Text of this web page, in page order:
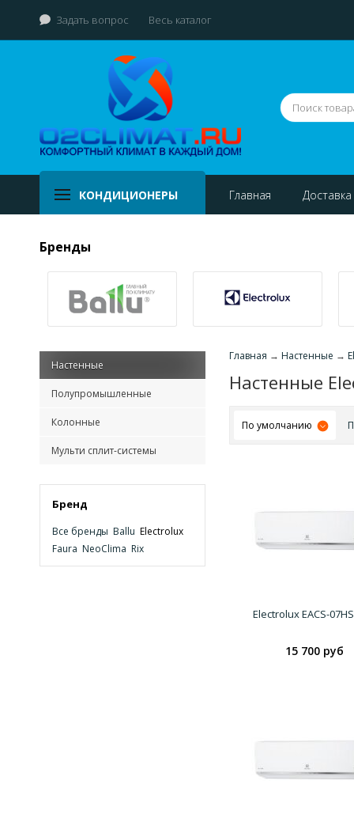
Задать вопрос Весь каталог
КОНДИЦИОНЕРЫ Главная Доставка
Бренды
Настенные
Полупромышленные
Колонные
Мульти сплит-системы
Бренд
Все бренды Ballu Electrolux
Faura NeoClima Rix
Главная → Настенные →
Настенные
По умолчанию
Electrolux EACS-
15 700 руб